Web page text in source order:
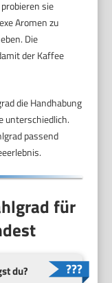
sie
Aromen zu
Die
der Kaffee
die Handhabung
unterschiedlich.
passend
für
du?